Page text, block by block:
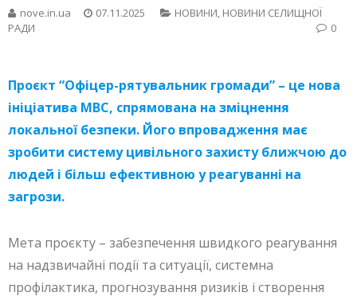
nove.in.ua 07.11.2025 НОВИНИ, НОВИНИ СЕЛИЩНОЇ
РАДИ
0
Проєкт “Офіцер-рятувальник громади” – це нова
ініціатива МВС, спрямована на зміцнення
локальної безпеки. Його впровадження має
зробити систему цивільного захисту ближчою до
людей і більш ефективною у реагуванні на
загрози.
Мета проєкту – забезпечення швидкого реагування
на надзвичайні події та ситуації, системна
профілактика, прогнозування ризиків і створення